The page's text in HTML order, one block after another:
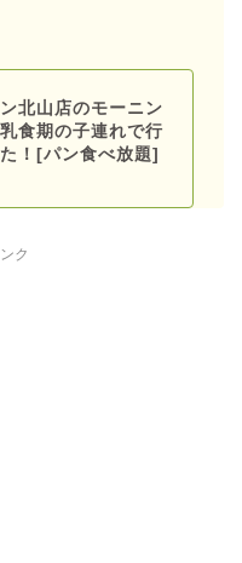
北山店のモーニン
食期の子連れで行
！[パン食べ放題]
ク